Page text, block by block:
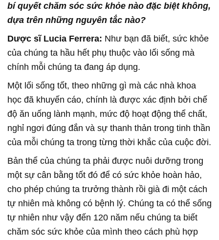
bí quyết chăm sóc sức khỏe nào đặc biệt không,
dựa trên những nguyên tắc nào?
Dược sĩ Lucia Ferrera: Như bạn đã biết, sức khỏe
của chúng ta hầu hết phụ thuộc vào lối sống mà
chính mỗi chúng ta đang áp dụng.
Một lối sống tốt, theo những gì mà các nhà khoa
học đã khuyến cáo, chính là được xác định bởi chế
độ ăn uống lành mạnh, mức độ hoạt động thể chất,
nghỉ ngơi đúng đắn và sự thanh thản trong tinh thần
của mỗi chúng ta trong từng thời khắc của cuộc đời.
Bản thể của chúng ta phải được nuôi dưỡng trong
một sự cân bằng tốt đó để có sức khỏe hoàn hảo,
cho phép chúng ta trưởng thành rồi già đi một cách
tự nhiên mà không có bệnh lý. Chúng ta có thể sống
tự nhiên như vậy đến 120 năm nếu chúng ta biết
chăm sóc sức khỏe của mình theo cách phù hợp